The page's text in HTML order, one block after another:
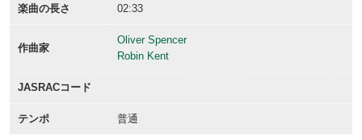
楽曲の長さ 02:33
作曲家
Oliver Spencer
Robin Kent
JASRACコード
テンポ 普通